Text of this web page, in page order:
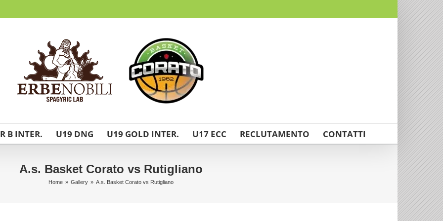
B INTER. U19 DNG U19 GOLD INTER. U17 ECC RECLUTAMENTO CONTATTI
A.s. Basket Corato vs Rutigliano
Home » Gallery » A.s. Basket Corato vs Rutigliano